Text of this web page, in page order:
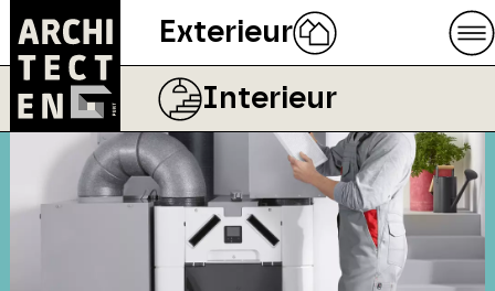
Exterieur
Interieur